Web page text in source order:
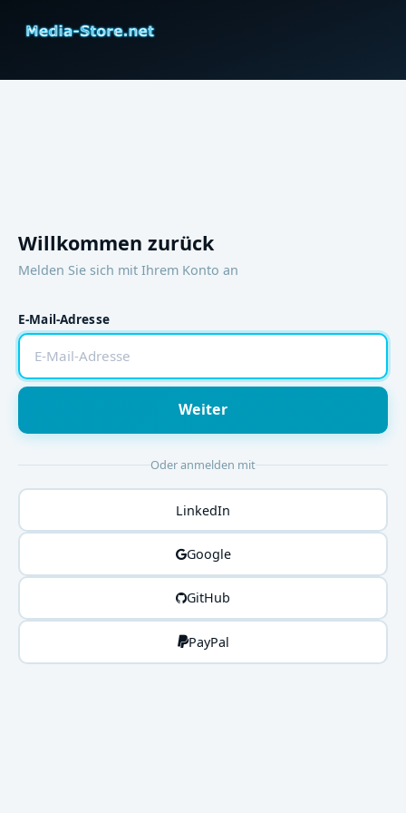
Willkommen zurück
Melden Sie sich mit Ihrem Konto an
E-Mail-Adresse
Weiter
Oder anmelden mit
LinkedIn
Google
GitHub
PayPal